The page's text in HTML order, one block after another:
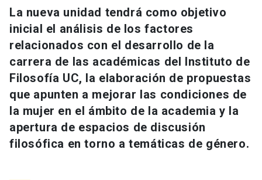
Universidad
Información para keyboard_arrow_down
Futuros estudiantes
Estudiantes
Académicos
Go to english site launch
ACCESOS DIRECTOS
Admisión launch
La nueva unidad tendrá como objetivo
inicial el análisis de los factores
relacionados con el desarrollo de la
carrera de las académicas del Instituto de
Filosofía UC, la elaboración de propuestas
que apunten a mejorar las condiciones de
la mujer en el ámbito de la academia y la
apertura de espacios de discusión
filosófica en torno a temáticas de género.